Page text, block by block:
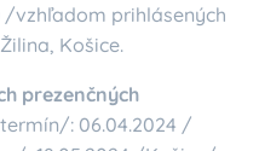
/vzhľadom prihlásených
Košice.
prezenčných
: 06.04.2024 /